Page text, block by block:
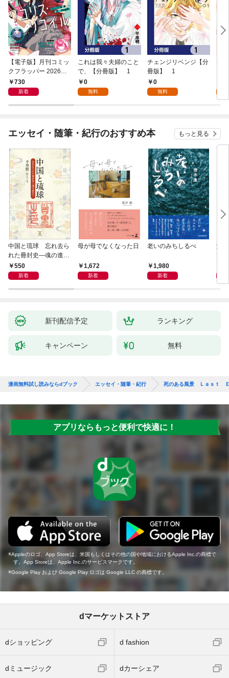
【電子版】月刊コミッ
クフラッパー 2026年9
月号730
新着
これは我々夫婦のこと
で、【分冊版】 1
0
無料
チェンジリベンジ【分
冊版】 1
0
無料
チ
エッセイ・随筆・紀行のおすすめ本 もっと見る
中国と琉球 忘れ去ら
れた冊封史―魂の進化
―550
新着
母が母でなくなった日
1,672
新着
老いのみちしるべ
1,980
新着
激
新刊配信予定 ランキング
キャンペーン 無料
漫画無料試し読みならdブック エッセイ・随筆・紀行 死のある風景 Ｌａｓｔ Ｅ
アプリならもっと便利で快適に！
Appleのロゴ、App Storeは、米国もしくはその他の国や地域におけるApple Inc.の商標で
す。App Storeは、Apple Inc.のサービスマークです。
Google Play および Google Play ロゴは Google LLC の商標です。
dマーケットストア
dショッピング d fashion
dミュージック dカーシェア